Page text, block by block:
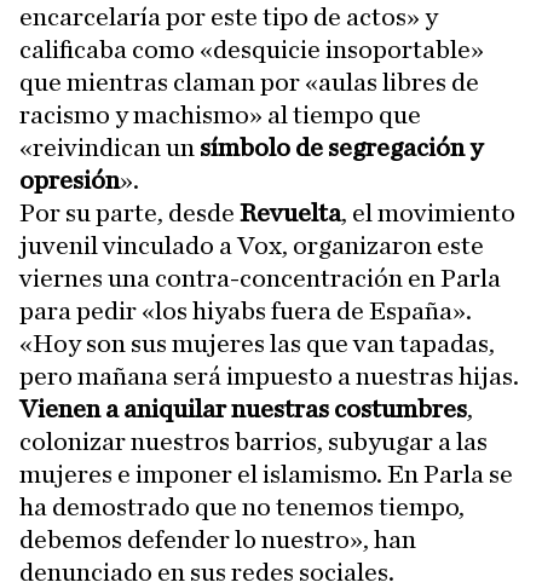
encarcelaría por este tipo de actos» y
calificaba como «desquicie insoportable»
que mientras claman por «aulas libres de
racismo y machismo» al tiempo que
«reivindican un símbolo de segregación y
opresión».
Por su parte, desde Revuelta, el movimiento
juvenil vinculado a Vox, organizaron este
viernes una contra-concentración en Parla
para pedir «los hiyabs fuera de España».
«Hoy son sus mujeres las que van tapadas,
pero mañana será impuesto a nuestras hijas.
Vienen a aniquilar nuestras costumbres,
colonizar nuestros barrios, subyugar a las
mujeres e imponer el islamismo. En Parla se
ha demostrado que no tenemos tiempo,
debemos defender lo nuestro», han
denunciado en sus redes sociales.